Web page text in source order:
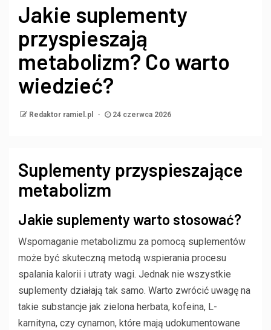
Jakie suplementy
przyspieszają
metabolizm? Co warto
wiedzieć?
Redaktor ramiel.pl 24 czerwca 2026
Suplementy przyspieszające
metabolizm
Jakie suplementy warto stosować?
Wspomaganie metabolizmu za pomocą suplementów
może być skuteczną metodą wspierania procesu
spalania kalorii i utraty wagi. Jednak nie wszystkie
suplementy działają tak samo. Warto zwrócić uwagę na
takie substancje jak zielona herbata, kofeina, L-
karnityna, czy cynamon, które mają udokumentowane